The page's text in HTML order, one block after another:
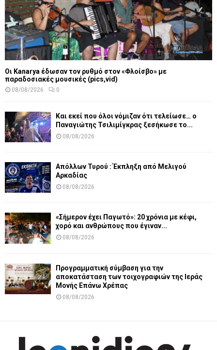
Οι Kanarya έδωσαν τον ρυθμό στον «Φλοίσβο» με
παραδοσιακές μουσικές (pics,vid)
08/08/2026 0
Και εκεί που όλοι νόμιζαν ότι τελείωσε… ο
Παναγιώτης Τσιλιμίγκρας ξεσήκωσε το...
08/08/2026
Απόλλων Τυρού : Έκπληξη από Μελιγού
Αρκαδίας
08/08/2026
«Σήμερον έχει Παγωτό»: 20 χρόνια με κέφι,
χορό και ανθρώπους που έγιναν...
08/08/2026
Προγραμματική σύμβαση για την
αποκατάσταση των τοιχογραφιών της Ιεράς
Μονής Επάνω Χρέπας
08/08/2026